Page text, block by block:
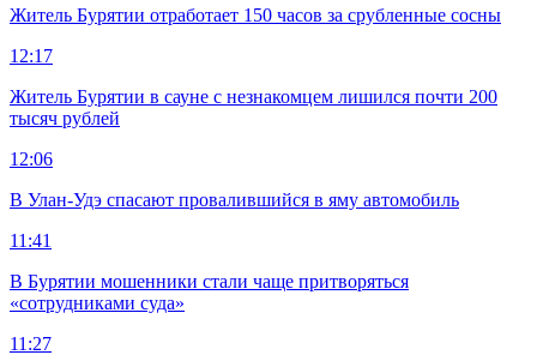
Житель Бурятии отработает 150 часов за срубленные сосны
12:17
Житель Бурятии в сауне с незнакомцем лишился почти 200
тысяч рублей
12:06
В Улан-Удэ спасают провалившийся в яму автомобиль
11:41
В Бурятии мошенники стали чаще притворяться
«сотрудниками суда»
11:27